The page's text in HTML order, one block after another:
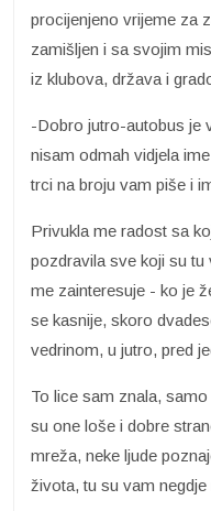
procijenjeno vrijeme za
zamišljen i sa svojim
iz klubova, država i
-Dobro jutro-autobus je
nisam odmah vidjela
trci na broju vam piše i
Privukla me radost sa
pozdravila sve koji su tu
me zainteresuje - ko je
se kasnije, skoro
vedrinom, u jutro, pred
To lice sam znala,
su one loše i dobre
mreža, neke ljude
života, tu su vam